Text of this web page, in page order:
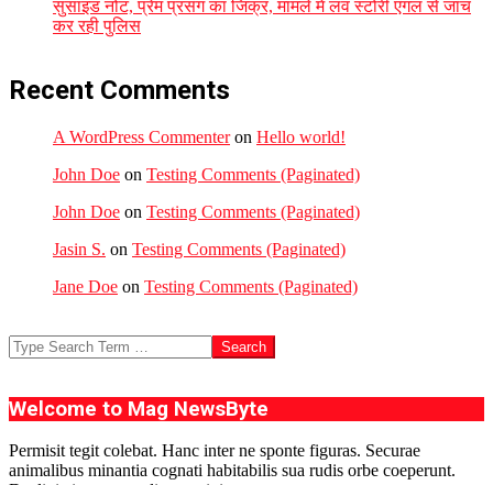
सुसाइड नोट, प्रेम प्रसंग का जिक्र, मामले में लव स्टोरी एंगल से जांच
कर रही पुलिस
Recent Comments
A WordPress Commenteron Hello world!
John Doe on Testing Comments (Paginated)
John Doe on Testing Comments (Paginated)
Jasin S. on Testing Comments (Paginated)
Jane Doe on Testing Comments (Paginated)
Search
Welcome to Mag NewsByte
Permisit tegit colebat. Hanc inter ne sponte figuras. Securae
animalibus minantia cognati habitabilis sua rudis orbe coeperunt.